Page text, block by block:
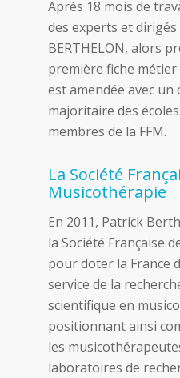
Après 18 mois de
des experts et
BERTHELON, alors
première fiche
est amendée avec un
majoritaire des
membres de la FFM.
La Société
Musicothérapie
En 2011, Patrick
la Société Française
pour doter la France
service de la
scientifique en
positionnant ainsi
les
laboratoires de